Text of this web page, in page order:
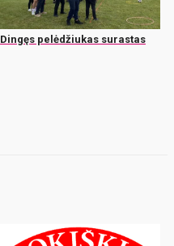
Dingęs pelėdžiukas surastas